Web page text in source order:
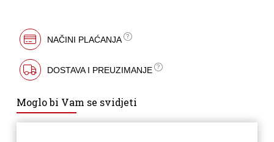
NAČINI PLAĆANJA
DOSTAVA I PREUZIMANJE
Moglo bi Vam se svidjeti